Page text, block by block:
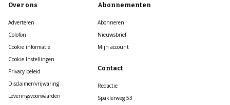
Over ons
Adverteren
Colofon
Cookie informatie
Cookie Instellingen
Privacy beleid
Disclaimer/vrijwaring
Leveringsvoorwaarden
Abonnementen
Abonneren
Nieuwsbrief
Mijn account
Contact
Redactie
Spaklerweg 53